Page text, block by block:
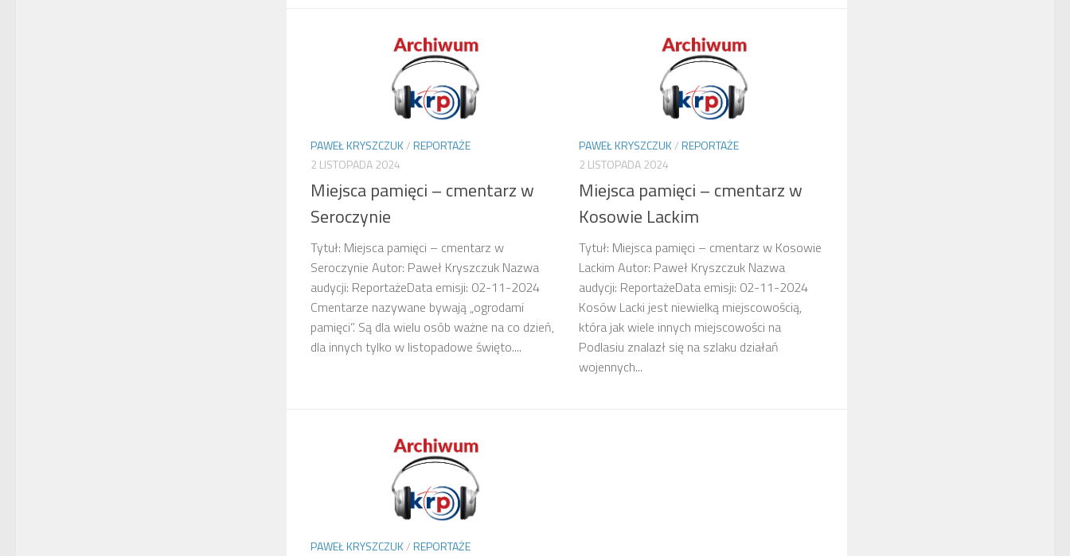
PAWEŁ KRYSZCZUK/REPORTAŻE
2 LISTOPADA 2024
Miejsca pamięci – cmentarz w
Seroczynie
Tytuł: Miejsca pamięci – cmentarz w
Seroczynie Autor: Paweł Kryszczuk Nazwa
audycji: ReportażeData emisji: 02-11-2024
Cmentarze nazywane bywają „ogrodami
pamięci”. Są dla wielu osób ważne na co dzień,
dla innych tylko w listopadowe święto....
PAWEŁ KRYSZCZUK/REPORTAŻE
2 LISTOPADA 2024
Miejsca pamięci – cmentarz w
Kosowie Lackim
Tytuł: Miejsca pamięci – cmentarz w Kosowie
Lackim Autor: Paweł Kryszczuk Nazwa
audycji: ReportażeData emisji: 02-11-2024
Kosów Lacki jest niewielką miejscowością,
która jak wiele innych miejscowości na
Podlasiu znalazł się na szlaku działań
wojennych...
PAWEŁ KRYSZCZUK/REPORTAŻE